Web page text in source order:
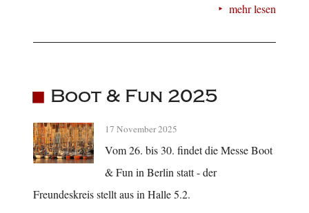
mehr lesen
Boot & Fun 2025
17 November 2025
Vom 26. bis 30. findet die Messe Boot
& Fun in Berlin statt - der
Freundeskreis stellt aus in Halle 5.2.